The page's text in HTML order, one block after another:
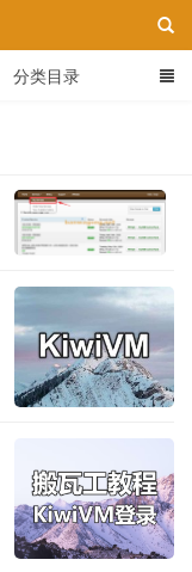
分类目录